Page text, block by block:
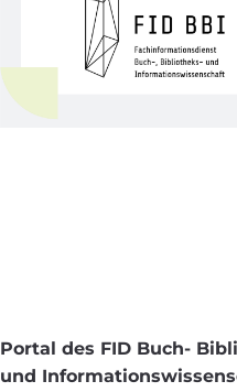
Portal des FID Buch-
und